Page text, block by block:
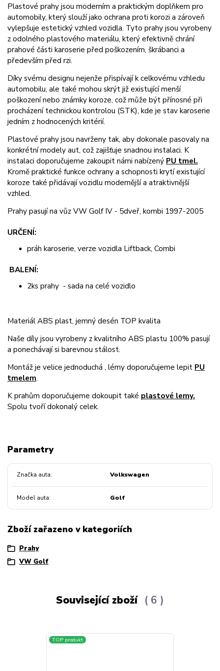
Plastové prahy jsou moderním a praktickým doplňkem pro
automobily, který slouží jako ochrana proti korozi a zároveň
vylepšuje estetický vzhled vozidla. Tyto prahy jsou vyrobeny
z odolného plastového materiálu, který efektivně chrání
prahové části karoserie před poškozením, škrábanci a
především před rzi.
Díky svému designu nejenže přispívají k celkovému vzhledu
automobilu, ale také mohou skrýt již existující menší
poškození nebo známky koroze, což může být přínosné při
procházení technickou kontrolou (STK), kde je stav karoserie
jedním z hodnocených kritérií.
Plastové prahy jsou navrženy tak, aby dokonale pasovaly na
konkrétní modely aut, což zajišťuje snadnou instalaci. K
instalaci doporučujeme zakoupit námi nabízený PU tmel.
Kromě praktické funkce ochrany a schopnosti krytí existující
koroze také přidávají vozidlu modernější a atraktivnější
vzhled.
Prahy pasují na vůz VW Golf IV - 5dveř, kombi 1997-2005
URČENÍ:
práh karoserie, verze vozidla Liftback, Combi
BALENÍ:
2ks prahy - sada na celé vozidlo
Materiál ABS plast, jemný desén TOP kvalita
Naše díly jsou vyrobeny z kvalitního ABS plastu 100% pasují
a ponechávají si barevnou stálost.
Montáž je velice jednoduchá , lémy doporučujeme lepit PU
tmelem.
K prahům doporučujeme dokoupit také plastové lemy.
Spolu tvoří dokonalý celek.
Parametry
Značka auta Volkswagen
Model auta Golf
Zboží zařazeno v kategoriích
Prahy
VW Golf
Související zboží 6
TOP produkt